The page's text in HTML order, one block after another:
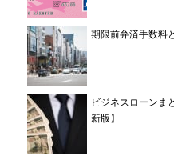
期限前弁済手数料
ビジネスローンま
新版】